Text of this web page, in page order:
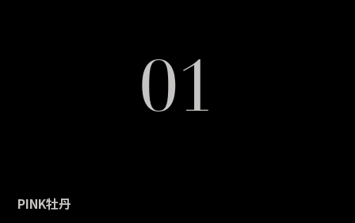
同一商品まとめ買いキャンペーン
01
PINK牡丹